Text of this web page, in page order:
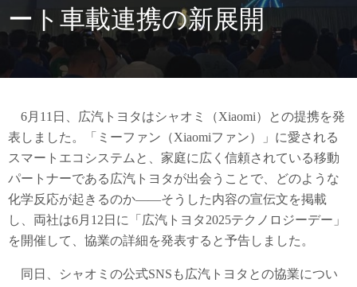
ート車載連携の新展開
6月11日、広汽トヨタはシャオミ（Xiaomi）との提携を発
表しました。「ミーファン（Xiaomiファン）」に愛される
スマートエコシステムと、家庭に広く信頼されている移動
パートナーである広汽トヨタが出会うことで、どのような
化学反応が起きるのか――そうした内容の宣伝文を掲載
し、両社は6月12日に「広汽トヨタ2025テクノロジーデー」
を開催して、協業の詳細を発表すると予告しました。
同日、シャオミの公式SNSも広汽トヨタとの協業につい